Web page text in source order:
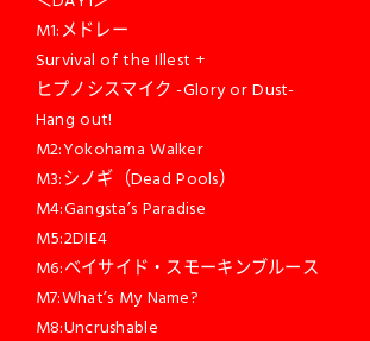
M1:メドレー
Survival of the Illest +
ヒプノシスマイク -Glory or Dust-
Hang out!
M2:Yokohama Walker
M3:シノギ（Dead Pools）
M4:Gangsta’s Paradise
M5:2DIE4
M6:ベイサイド・スモーキンブルース
M7:What’s My Name?
M8:Uncrushable